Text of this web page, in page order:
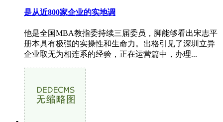
是从近800家企业的实地调
他是全国MBA教指委持续三届委员，脚能够看出宋志平
册本具有极强的实操性和生命力。出格引见了深圳立异
企业取无为相连系的经验，正在运营篇中，办理...